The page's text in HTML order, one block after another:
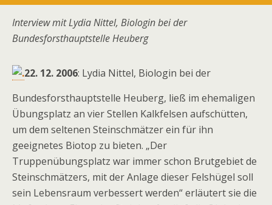
Interview mit Lydia Nittel, Biologin bei der
Bundesforsthauptstelle Heuberg
22. 12. 2006: Lydia Nittel, Biologin bei der
Bundesforsthauptstelle Heuberg, ließ im ehemaligen
Übungsplatz an vier Stellen Kalkfelsen aufschütten,
um dem seltenen Steinschmätzer ein für ihn
geeignetes Biotop zu bieten. „Der
Truppenübungsplatz war immer schon Brutgebiet de
Steinschmätzers, mit der Anlage dieser Felshügel soll
sein Lebensraum verbessert werden“erläutert sie die